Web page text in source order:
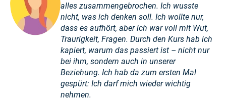
alles zusammengebrochen. Ich wusste
nicht, was ich denken soll. Ich wollte nur,
dass es aufhört, aber ich war voll mit Wut,
Traurigkeit, Fragen. Durch den Kurs hab ich
kapiert, warum das passiert ist – nicht nur
bei ihm, sondern auch in unserer
Beziehung. Ich hab da zum ersten Mal
gespürt: Ich darf mich wieder wichtig
nehmen.